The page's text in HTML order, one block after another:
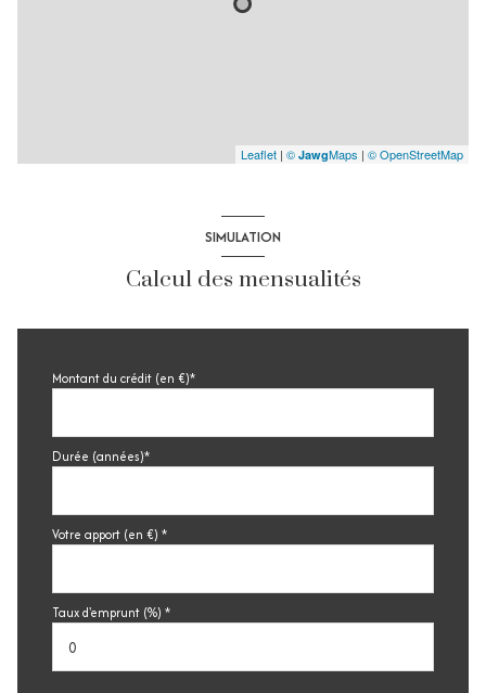
Leaflet | © JawgMaps | © OpenStreetMap
SIMULATION
Calcul des mensualités
Montant du crédit (en €)*
Durée (années)*
Votre apport (en €) *
Taux d'emprunt (%) *